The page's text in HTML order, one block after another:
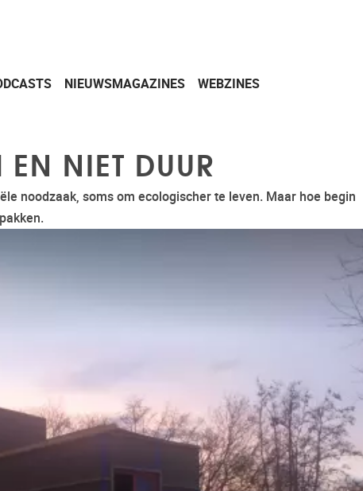
NIEUWSMAGAZINES WEBZINES
NIET DUUR
noodzaak, soms om ecologischer te leven. Maar hoe begin